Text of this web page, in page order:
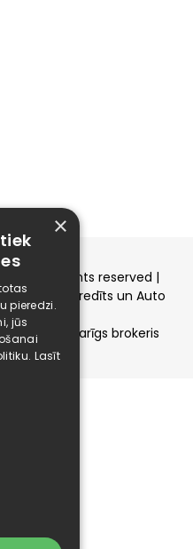
| All rights reserved |
Patēriņa kredīts un Auto
- neatkarīgs brokeris
×
pieredzi.
jūs
Lasīt